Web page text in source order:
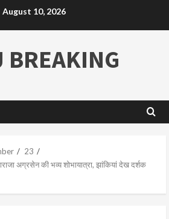
August 10, 2026
BREAKING
23
अग्रसेन की भव्य शोभायात्रा, झांकियां देख दर्शक